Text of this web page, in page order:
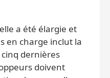
a été élargie et
en charge inclut la
dernières
doivent